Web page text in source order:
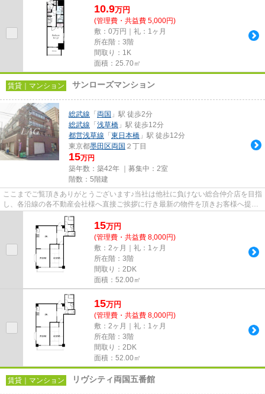
10.9万円
(管理費・共益費 5,000円)
敷：0万円｜礼：1ヶ月
所在階：3階
間取り：1K
面積：25.70㎡
賃貸｜マンション サンローズマンション
総武線 「 両国 」駅 徒歩2分
総武線 「 浅草橋 」駅 徒歩12分
都営浅草線 「 東日本橋 」駅 徒歩12分
東京都墨田区両国 ２丁目
15万円
築年数：築42年 ｜募集中： 2室
階数：5階建
ここまでご覧頂きありがとうございます♪当社は他社に負けない総合仲介店を目指
し、各沿線の各不動産会社様へ直接ご挨拶に行き最新の物件を頂きお客様へ提供
しております！最新の情報は...
15万円
(管理費・共益費 8,000円)
敷：2ヶ月｜礼：1ヶ月
所在階：3階
間取り：2DK
面積：52.00㎡
15万円
(管理費・共益費 8,000円)
敷：2ヶ月｜礼：1ヶ月
所在階：3階
間取り：2DK
面積：52.00㎡
賃貸｜マンション リヴシティ両国五番館